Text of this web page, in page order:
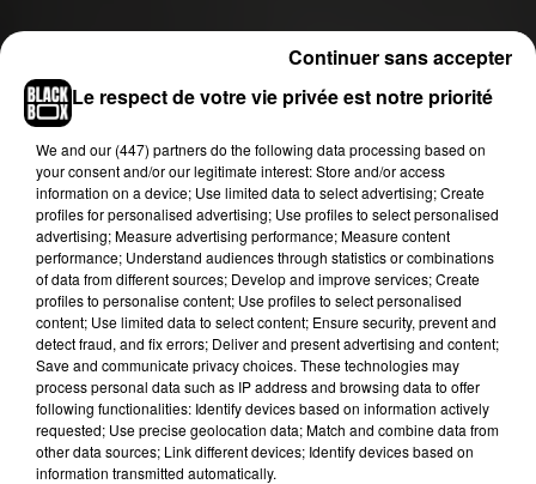
Le respect de votre vie privée est notre priorité
We and our (447) partnersdo the following data processing based on
your consent and/or our legitimate interest: Store and/or access
information on a device; Use limited data to select advertising; Create
profiles for personalised advertising; Use profiles to select personalised
advertising; Measure advertising performance; Measure content
performance; Understand audiences through statistics or combinations
of data from different sources; Develop and improve services; Create
profiles to personalise content; Use profiles to select personalised
content; Use limited data to select content; Ensure security, prevent and
detect fraud, and fix errors; Deliver and present advertising and content;
Save and communicate privacy choices. These technologies may
process personal data such as IP address and browsing data to offer
following functionalities: Identify devices based on information actively
requested; Use precise geolocation data; Match and combine data from
other data sources; Link different devices; Identify devices based on
information transmitted automatically.
Continuer sans accepter